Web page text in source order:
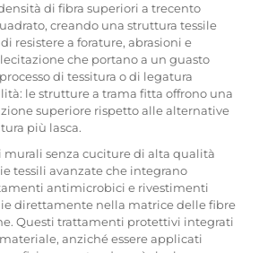
di fibra superiori a trecento
creando una struttura tessile
resistere a forature, abrasioni e
che portano a un guasto
di tessitura o di legatura
le strutture a trama fitta offrono una
superiore rispetto alle alternative
più lasca.
murali senza cuciture di alta qualità
tessili avanzate che integrano
antimicrobici e rivestimenti
direttamente nella matrice delle fibre
Questi trattamenti protettivi integrati
anziché essere applicati